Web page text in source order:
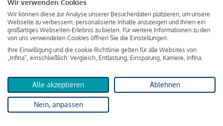
Sprossenfenster ergänzen den friesischen Baustil, den man z.
B. bei einem Urlaub in Norddeutschland kennenlernen kann.
Wir verwenden Cookies
Wir können diese zur Analyse unserer Besucherdaten platzieren, um unsere
Webseite zu verbessern, personalisierte Inhalte anzuzeigen und Ihnen ein
großartiges Webseiten-Erlebnis zu bieten. Für weitere Informationen zu den
von uns verwendeten Cookies öffnen Sie die Einstellungen.
Ihre Einwilligung und die cookie Richtlinie gelten für alle Websites von
„Infina“, einschließlich: Vergleich, Entlastung, Einsparung, Karriere, Infina.
Alle akzeptieren Ablehnen
Nein, anpassen